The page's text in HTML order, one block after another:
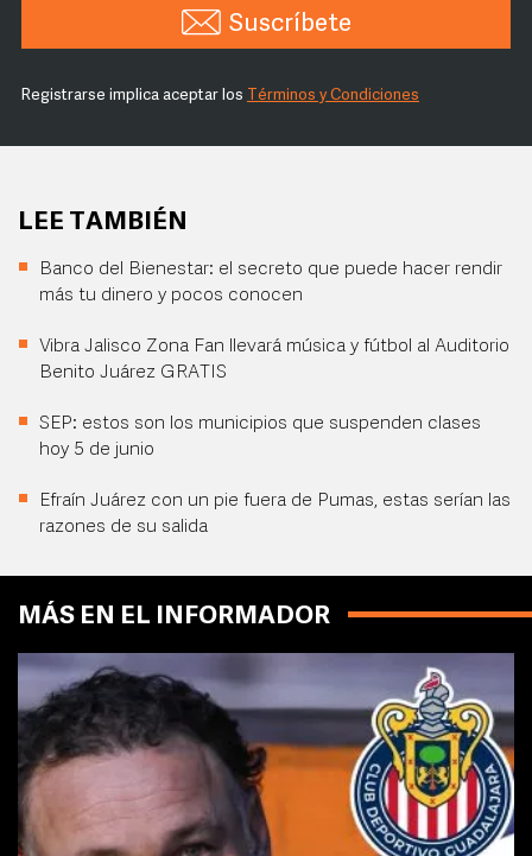
Suscríbete
Registrarse implica aceptar los Términos y Condiciones
LEE TAMBIÉN
Banco del Bienestar: el secreto que puede hacer rendir
más tu dinero y pocos conocen
Vibra Jalisco Zona Fan llevará música y fútbol al Auditorio
Benito Juárez GRATIS
SEP: estos son los municipios que suspenden clases
hoy 5 de junio
Efraín Juárez con un pie fuera de Pumas, estas serían las
razones de su salida
MÁS EN EL INFORMADOR